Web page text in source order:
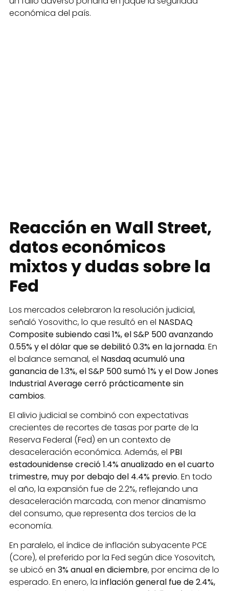
económica del país.
Reacción en Wall Street,
datos económicos
mixtos y dudas sobre la
Fed
Los mercados celebraron la resolución judicial,
señaló Yosovithc, lo que resultó en el NASDAQ
Composite subiendo casi 1%, el S&P 500 avanzando
0.55% y el dólar que se debilitó 0.3% en la jornada. En
el balance semanal, el Nasdaq acumuló una
ganancia de 1.3%, el S&P 500 sumó 1% y el Dow Jones
Industrial Average cerró prácticamente sin
cambios.
El alivio judicial se combinó con expectativas
crecientes de recortes de tasas por parte de la
Reserva Federal (Fed) en un contexto de
desaceleración económica. Además, el PBI
estadounidense creció 1.4% anualizado en el cuarto
trimestre, muy por debajo del 4.4% previo. En todo
el año, la expansión fue de 2.2%, reflejando una
desaceleración marcada, con menor dinamismo
del consumo, que representa dos tercios de la
economía.
En paralelo, el índice de inflación subyacente PCE
(Core), el preferido por la Fed según dice Yosovitch,
se ubicó en 3% anual en diciembre, por encima de lo
esperado. En enero, la inflación general fue de 2.4%,